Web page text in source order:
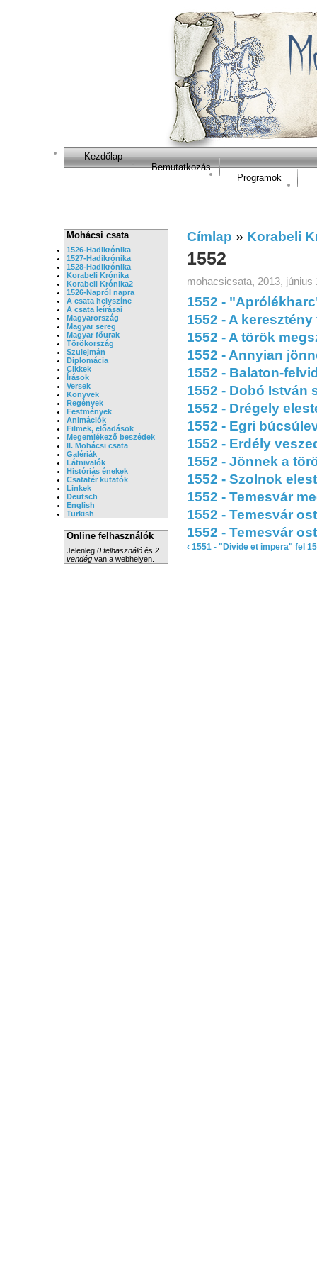
Kezdőlap
Bemutatkozás
Programok
Mohácsi csata
1526-Hadikrónika
1527-Hadikrónika
1528-Hadikrónika
Korabeli Krónika
Korabeli Krónika2
1526-Napról napra
A csata helyszíne
A csata leírásai
Magyarország
Magyar sereg
Magyar főurak
Törökország
Szulejmán
Diplomácia
Cikkek
Írások
Versek
Könyvek
Regények
Festmények
Animációk
Filmek, előadások
Megemlékező beszédek
II. Mohácsi csata
Galériák
Látnivalók
Históriás énekek
Csatatér kutatók
Linkek
Deutsch
English
Turkish
Online felhasználók
Jelenleg 0 felhasználó és 2
vendég van a webhelyen.
Címlap » Korabeli
1552
mohacsicsata, 2013, június
1552 -
1552 - A
1552 - A török
1552 - Annyian
1552 - Balaton-
1552 - Dobó István
1552 - Drégely
1552 - Egri
1552 - Erdély
1552 - Jönnek a
1552 - Szolnok
1552 - Temesvár
1552 - Temesvár
1552 - Temesvár
‹ 1551 - "Divide et impera" fel